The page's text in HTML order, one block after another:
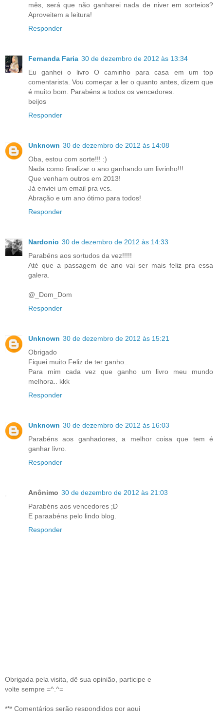
mês, será que não ganharei nada de niver em sorteios?
Aproveitem a leitura!
Responder
Fernanda Faria 30 de dezembro de 2012 às 13:34
Eu ganhei o livro O caminho para casa em um top
comentarista. Vou começar a ler o quanto antes, dizem que
é muito bom. Parabéns a todos os vencedores.
beijos
Responder
Unknown 30 de dezembro de 2012 às 14:08
Oba, estou com sorte!!! :)
Nada como finalizar o ano ganhando um livrinho!!!
Que venham outros em 2013!
Já enviei um email pra vcs.
Abração e um ano ótimo para todos!
Responder
Nardonio 30 de dezembro de 2012 às 14:33
Parabéns aos sortudos da vez!!!!!
Até que a passagem de ano vai ser mais feliz pra essa
galera.
@_Dom_Dom
Responder
Unknown 30 de dezembro de 2012 às 15:21
Obrigado
Fiquei muito Feliz de ter ganho..
Para mim cada vez que ganho um livro meu mundo
melhora.. kkk
Responder
Unknown 30 de dezembro de 2012 às 16:03
Parabéns aos ganhadores, a melhor coisa que tem é
ganhar livro.
Responder
Anônimo 30 de dezembro de 2012 às 21:03
Parabéns aos vencedores ;D
E paraabéns pelo lindo blog.
Responder
Obrigada pela visita, dê sua opinião, participe e
volte sempre =^.^=
*** Comentários serão respondidos por aqui